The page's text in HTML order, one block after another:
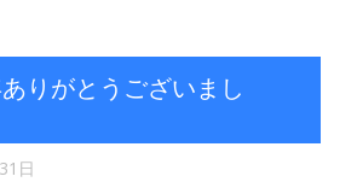
りがとうございまし
日